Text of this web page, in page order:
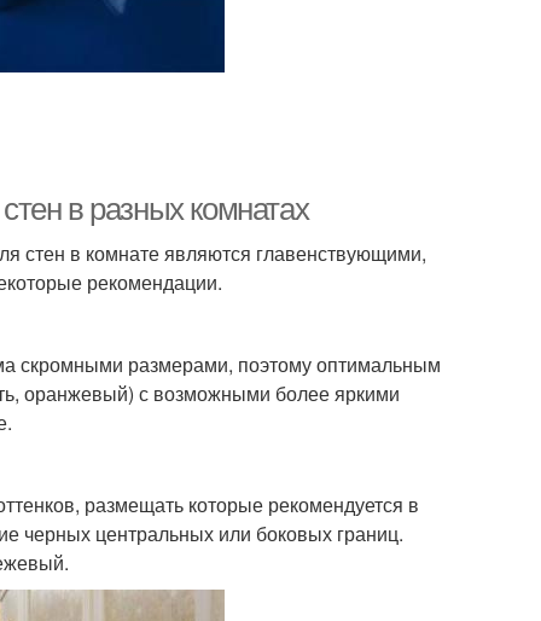
в разных комнатах
стен в комнате являются главенствующими,
рекомендации.
скромными размерами, поэтому оптимальным
оранжевый) с возможными более яркими
размещать которые рекомендуется в
черных центральных или боковых границ.